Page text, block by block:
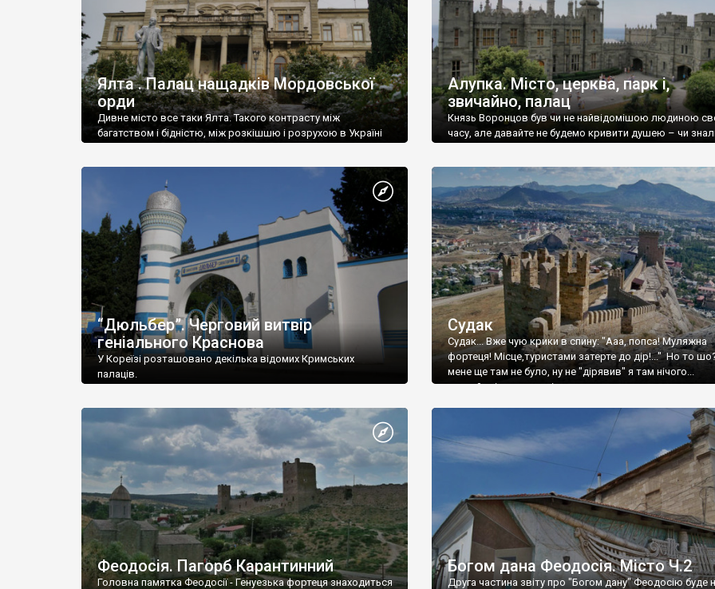
Ялта . Палац нащадків Мордовської
орди
Дивне місто все таки Ялта. Такого контрасту між
багатством і бідністю, між розкішшю і розрухою в Україні
Алупка. Місто, церква, парк і,
звичайно, палац
Князь Воронцов був чи не найвідомішою людиною
часу, але давайте не будемо кривити душею – чи
“Дюльбер”. Черговий витвір
геніального Краснова
У Кореїзі розташовано декілька відомих Кримських
палаців.
Судак
Судак... Вже чую крики в спину: "Ааа, попса! Муляжна
фортеця! Місце,туристами затерте до дір!..." Но то
мене ще там не було, ну не "дірявив" я там нічого...
принаймні до цього літа.
Феодосія. Пагорб Карантинний
Головна памятка Феодосії - Генуезька фортеця знаходиться
Богом дана Феодосія. Місто Ч.2
Друга частина звіту про "Богом дану" Феодосію буде